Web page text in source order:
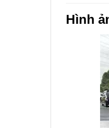
Hình